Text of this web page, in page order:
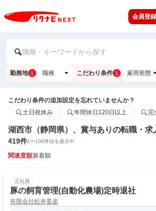
会員登録
職種・キーワードから探す
勤務地 1 職種 こだわり条件 1 雇用形態
こだわり条件の追加設定を忘れていませんか？
土日祝休み
年間休日120日以上 完
湖西市（静岡県）、賞与ありの転職・求
419件1〜100件目を表示中
関連度順新着順
正社員
豚の飼育管理(自動化農場)定時退社
有限会社松井畜産